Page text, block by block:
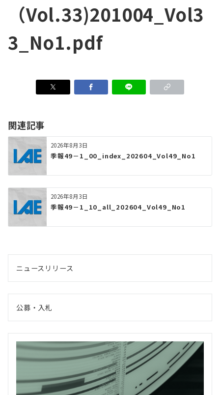
（Vol.33)201004_Vol3
3_No1.pdf
関連記事
2026年8月3日
季報49－1_00_index_202604_Vol49_No1
2026年8月3日
季報49－1_10_all_202604_Vol49_No1
ニュースリリース
公募・入札